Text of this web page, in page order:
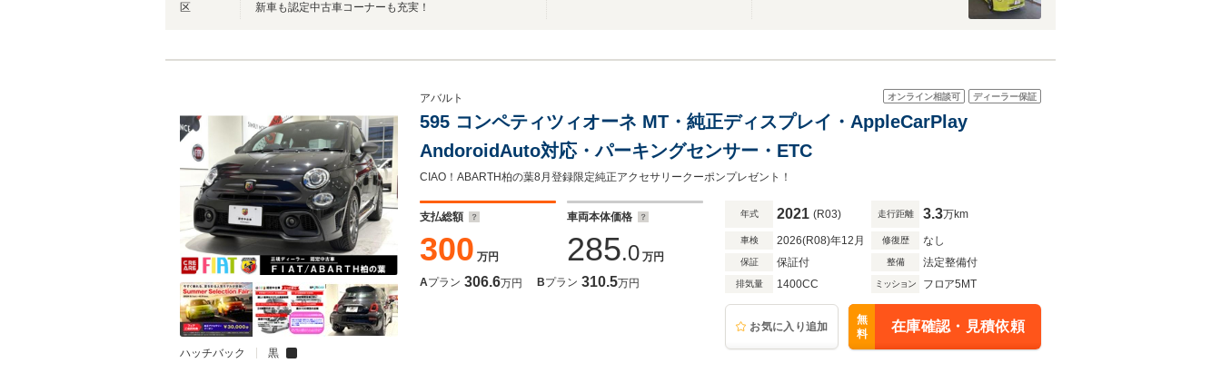
区
新車も認定中古車コーナーも充実！
ハッチバック 黒
オンライン相談可 ディーラー保証
アバルト
595 コンペティツィオーネ MT・純正ディスプレイ・AppleCarPlay
AndoroidAuto対応・パーキングセンサー・ETC
CIAO！ABARTH柏の葉8月登録限定純正アクセサリークーポンプレゼント！
支払総額
300 万円
車両本体価格
285.0 万円
Aプラン 306.6万円 Bプラン 310.5万円
年式 2021 (R03) 走行距離 3.3万km
車検 2026(R08)年12月 修復歴 なし
保証 保証付 整備 法定整備付
排気量 1400CC ミッション フロア5MT
お気に入り追加
無
料
在庫確認・見積依頼